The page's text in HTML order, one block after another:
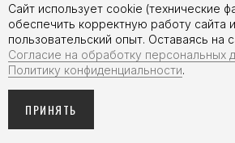
Сайт использует cookie (технические
обеспечить корректную работу сайта
пользовательский опыт. Оставаясь на
Согласие на обработку персональных
Политику конфиденциальности.
ПРИНЯТЬ